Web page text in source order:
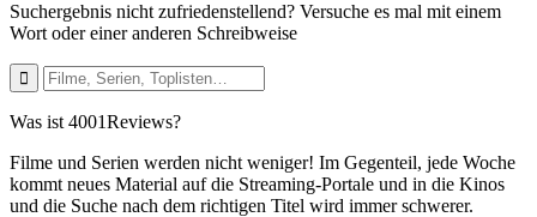
Suchergebnis nicht zufriedenstellend? Versuche es mal mit einem
Wort oder einer anderen Schreibweise
Was ist 4001Reviews?
Filme und Serien werden nicht weniger! Im Gegenteil, jede Woche
kommt neues Material auf die Streaming-Portale und in die Kinos
und die Suche nach dem richtigen Titel wird immer schwerer.